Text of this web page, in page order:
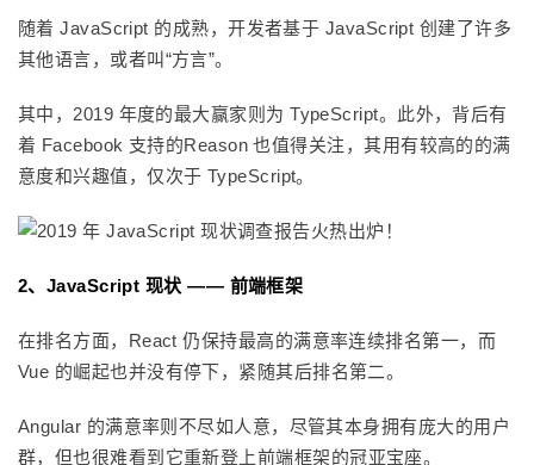
随着 JavaScript 的成熟，开发者基于 JavaScript 创建了许多
其他语言，或者叫“方言”。
其中，2019 年度的最大赢家则为 TypeScript。此外，背后有
着 Facebook 支持的Reason 也值得关注，其用有较高的的满
意度和兴趣值，仅次于 TypeScript。
2、JavaScript 现状 —— 前端框架
在排名方面，React 仍保持最高的满意率连续排名第一，而
Vue 的崛起也并没有停下，紧随其后排名第二。
Angular 的满意率则不尽如人意，尽管其本身拥有庞大的用户
群，但也很难看到它重新登上前端框架的冠亚宝座。